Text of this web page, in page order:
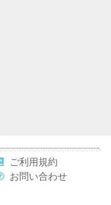
ご利用規約
お問い合わせ